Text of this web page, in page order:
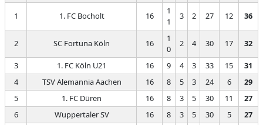
1 1. FC Bocholt 16
1
1
3 2 27 12 36
2 SC Fortuna Köln 16
1
0
2 4 30 17 32
3 1. FC Köln U21 16 9 4 3 33 15
31
4
TSV Alemannia Aachen 16 8 5 3 24 6
29
5
1. FC Düren 16 8 3 5 30 11
27
6
Wuppertaler SV 16 8 3 5 30 5
27